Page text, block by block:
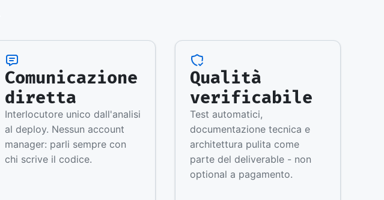
Comunicazione
diretta
Interlocutore unico dall'analisi
al deploy. Nessun account
manager: parli sempre con
chi scrive il codice.
Qualità
verificabile
Test automatici,
documentazione tecnica e
architettura pulita come
parte del deliverable - non
optional a pagamento.